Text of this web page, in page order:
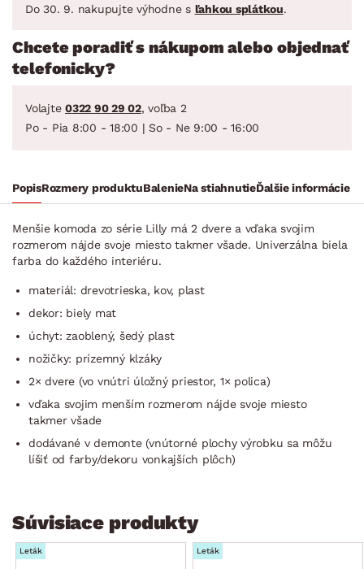
Do 30. 9. nakupujte výhodne s ľahkou splátkou.
Chcete poradiť s nákupom alebo objednať
telefonicky?
Volajte 0322 90 29 02, voľba 2
Po - Pia 8:00 - 18:00 | So - Ne 9:00 - 16:00
PopisRozmery produktuBalenieNa stiahnutieĎalšie informácie
Menšie komoda zo série Lilly má 2 dvere a vďaka svojim
rozmerom nájde svoje miesto takmer všade. Univerzálna biela
farba do každého interiéru.
materiál: drevotrieska, kov, plast
dekor: biely mat
úchyt: zaoblený, šedý plast
nožičky: prízemný klzáky
2× dvere (vo vnútri úložný priestor, 1× polica)
vďaka svojim menším rozmerom nájde svoje miesto
takmer všade
dodávané v demonte (vnútorné plochy výrobku sa môžu
líšiť od farby/dekoru vonkajších plôch)
Súvisiace produkty
Leták Leták